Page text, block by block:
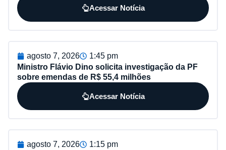
Acessar Notícia
agosto 7, 2026
1:45 pm
Ministro Flávio Dino solicita investigação da PF
sobre emendas de R$ 55,4 milhões
Acessar Notícia
agosto 7, 2026
1:15 pm